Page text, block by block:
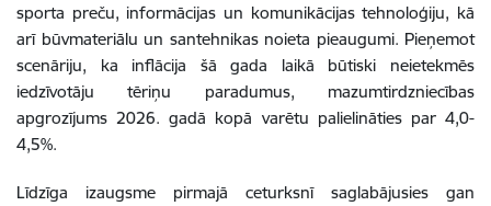
sporta preču, informācijas un komunikācijas tehnoloģiju, kā
arī būvmateriālu un santehnikas noieta pieaugumi. Pieņemot
scenāriju, ka inflācija šā gada laikā būtiski neietekmēs
iedzīvotāju tēriņu paradumus, mazumtirdzniecības
apgrozījums 2026. gadā kopā varētu palielināties par 4,0-
4,5%.
Līdzīga izaugsme pirmajā ceturksnī saglabājusies gan